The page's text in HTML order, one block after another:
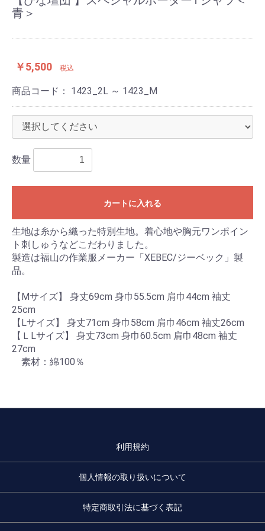
青＞
￥5,500 税込
商品コード： 1423_2L ～ 1423_M
数量
カートに入れる
生地は糸から織った特別生地。着心地や胸元ワンポイン
ト刺しゅうなどこだわりました。
製造は福山の作業服メーカー「XEBEC/ジーベック」製
品。
【Mサイズ】 身丈69cm 身巾55.5cm 肩巾44cm 袖丈
25cm
【Lサイズ】 身丈71cm 身巾58cm 肩巾46cm 袖丈26cm
【ＬLサイズ】 身丈73cm 身巾60.5cm 肩巾48cm 袖丈
27cm
素材：綿100％
利用規約
個人情報の取り扱いについて
特定商取引法に基づく表記